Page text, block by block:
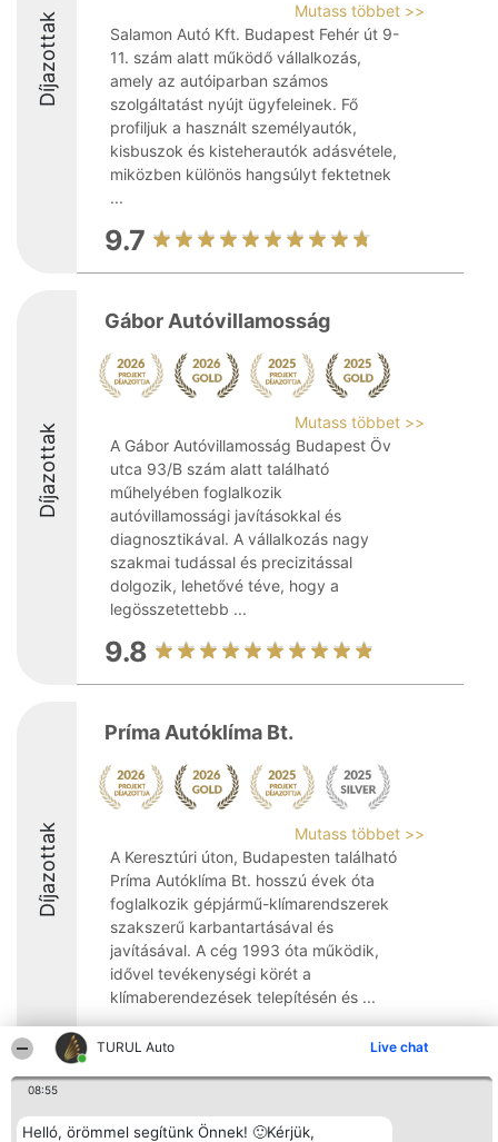
TURUL Auto Live chat
08:55
Helló, örömmel segítünk Önnek! 🙂Kérjük,
Díjazottak
Mutass többet >>
Salamon Autó Kft. Budapest Fehér út 9-
11. szám alatt működő vállalkozás,
amely az autóiparban számos
szolgáltatást nyújt ügyfeleinek. Fő
profiljuk a használt személyautók,
kisbuszok és kisteherautók adásvétele,
miközben különös hangsúlyt fektetnek
...
9.7
Díjazottak
Gábor Autóvillamosság
Mutass többet >>
A Gábor Autóvillamosság Budapest Öv
utca 93/B szám alatt található
műhelyében foglalkozik
autóvillamossági javításokkal és
diagnosztikával. A vállalkozás nagy
szakmai tudással és precizitással
dolgozik, lehetővé téve, hogy a
legösszetettebb ...
9.8
Díjazottak
Príma Autóklíma Bt.
Mutass többet >>
A Keresztúri úton, Budapesten található
Príma Autóklíma Bt. hosszú évek óta
foglalkozik gépjármű-klímarendszerek
szakszerű karbantartásával és
javításával. A cég 1993 óta működik,
idővel tevékenységi körét a
klímaberendezések telepítésén és ...
9.2
Rangsorszervező
SC Beautiful Company S.R.L.
Népszavazás
Nyertesek
Elérhetőség